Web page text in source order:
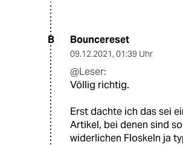
B Bouncereset
09.12.2021, 01:39 Uhr
@Leser:
Völlig richtig.
Erst dachte ich das sei
Artikel, bei denen sind
widerlichen Floskeln ja